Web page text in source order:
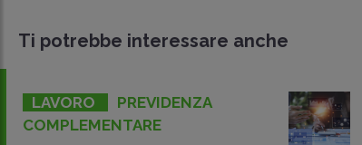
Ti potrebbe interessare anche
LAVORO
PREVIDENZA
COMPLEMENTARE